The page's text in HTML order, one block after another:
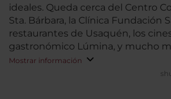
ideales. Queda cerca del Centro
Sta. Bárbara, la Clínica Fundación
restaurantes de Usaquén, los
gastronómico Lúmina, y mucho
reswtaurante y el buffet del
Mostrar información